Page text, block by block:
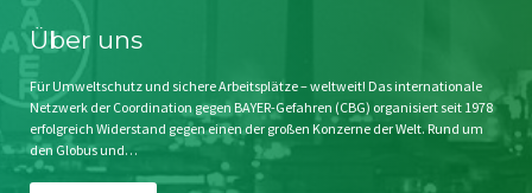
Impressum
Störfälle
Stichwort BAYER
Jahrestagung
SPENDEN
Über uns
Für Umweltschutz und sichere Arbeitsplätze – weltweit! Das internationale
Netzwerk der Coordination gegen BAYER-Gefahren (CBG) organisiert seit 1978
erfolgreich Widerstand gegen einen der großen Konzerne der Welt. Rund um
den Globus und…